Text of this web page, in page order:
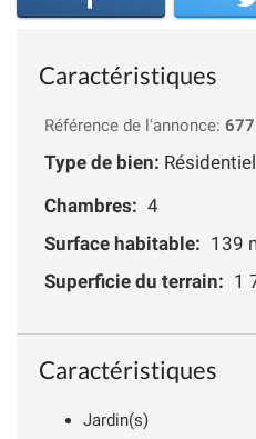
Caractéristiques
Référence de l'annonce:
Type de bien:
Chambres: 4
Surface habitable: 139
Superficie du terrain: 1
Caractéristiques
Jardin(s)